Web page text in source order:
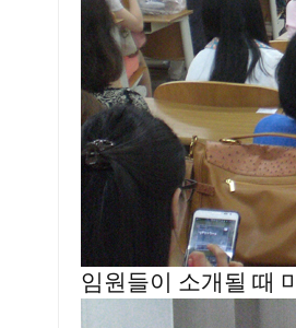
임원들이 소개될 때